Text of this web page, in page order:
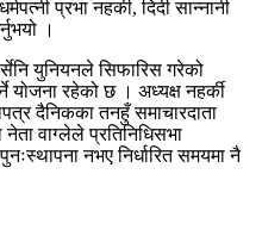
प्रभा नहर्की, दिदी सान्नानी
।
युनियनले सिफारिस गरेको
योजना रहेको छ । अध्यक्ष नहर्की
दैनिकका तनहुँ समाचारदाता
वाग्लेले प्रतिनिधिसभा
नभए निर्धारित समयमा नै